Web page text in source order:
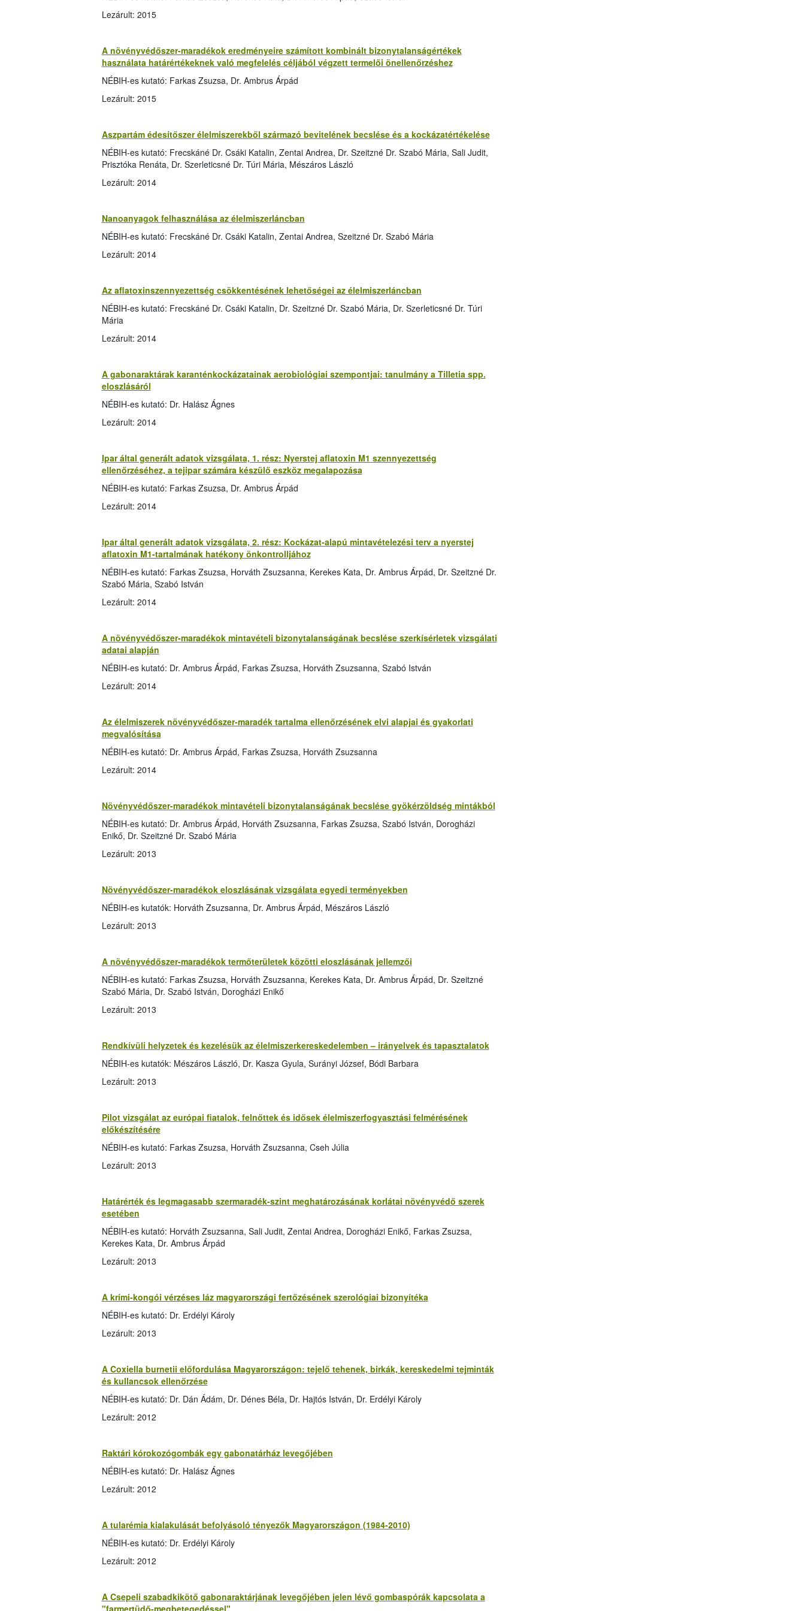
Lezárult: 2015
A növényvédőszer-maradékok eredményeire számított kombinált bizonytalanságértékek
használata határértékeknek való megfelelés céljából végzett termelői önellenőrzéshez
NÉBIH-es kutató: Farkas Zsuzsa, Dr. Ambrus Árpád
Lezárult: 2015
Aszpartám édesítőszer élelmiszerekből származó bevitelének becslése és a kockázatértékelése
NÉBIH-es kutató: Frecskáné Dr. Csáki Katalin, Zentai Andrea, Dr. Szeitzné Dr. Szabó Mária, Sali Judit,
Prisztóka Renáta, Dr. Szerleticsné Dr. Túri Mária, Mészáros László
Lezárult: 2014
Nanoanyagok felhasználása az élelmiszerláncban
NÉBIH-es kutató: Frecskáné Dr. Csáki Katalin, Zentai Andrea, Szeitzné Dr. Szabó Mária
Lezárult: 2014
Az aflatoxinszennyezettség csökkentésének lehetőségei az élelmiszerláncban
NÉBIH-es kutató: Frecskáné Dr. Csáki Katalin, Dr. Szeitzné Dr. Szabó Mária, Dr. Szerleticsné Dr. Túri
Mária
Lezárult: 2014
A gabonaraktárak karanténkockázatainak aerobiológiai szempontjai: tanulmány a Tilletia spp.
eloszlásáról
NÉBIH-es kutató: Dr. Halász Ágnes
Lezárult: 2014
Ipar által generált adatok vizsgálata, 1. rész: Nyerstej aflatoxin M1 szennyezettség
ellenőrzéséhez, a tejipar számára készülő eszköz megalapozása
NÉBIH-es kutató: Farkas Zsuzsa, Dr. Ambrus Árpád
Lezárult: 2014
Ipar által generált adatok vizsgálata, 2. rész: Kockázat-alapú mintavételezési terv a nyerstej
aflatoxin M1-tartalmának hatékony önkontrolljához
NÉBIH-es kutató: Farkas Zsuzsa, Horváth Zsuzsanna, Kerekes Kata, Dr. Ambrus Árpád, Dr. Szeitzné Dr.
Szabó Mária, Szabó István
Lezárult: 2014
A növényvédőszer-maradékok mintavételi bizonytalanságának becslése szerkísérletek vizsgálati
adatai alapján
NÉBIH-es kutató: Dr. Ambrus Árpád, Farkas Zsuzsa, Horváth Zsuzsanna, Szabó István
Lezárult: 2014
Az élelmiszerek növényvédőszer-maradék tartalma ellenőrzésének elvi alapjai és gyakorlati
megvalósítása
NÉBIH-es kutató: Dr. Ambrus Árpád, Farkas Zsuzsa, Horváth Zsuzsanna
Lezárult: 2014
Növényvédőszer-maradékok mintavételi bizonytalanságának becslése gyökérzöldség mintákból
NÉBIH-es kutató: Dr. Ambrus Árpád, Horváth Zsuzsanna, Farkas Zsuzsa, Szabó István, Dorogházi
Enikő, Dr. Szeitzné Dr. Szabó Mária
Lezárult: 2013
Növényvédőszer-maradékok eloszlásának vizsgálata egyedi terményekben
NÉBIH-es kutatók: Horváth Zsuzsanna, Dr. Ambrus Árpád, Mészáros László
Lezárult: 2013
A növényvédőszer-maradékok termőterületek közötti eloszlásának jellemzői
NÉBIH-es kutató: Farkas Zsuzsa, Horváth Zsuzsanna, Kerekes Kata, Dr. Ambrus Árpád, Dr. Szeitzné
Szabó Mária, Dr. Szabó István, Dorogházi Enikő
Lezárult: 2013
Rendkívüli helyzetek és kezelésük az élelmiszerkereskedelemben – irányelvek és tapasztalatok
NÉBIH-es kutatók: Mészáros László, Dr. Kasza Gyula, Surányi József, Bódi Barbara
Lezárult: 2013
Pilot vizsgálat az európai fiatalok, felnőttek és idősek élelmiszerfogyasztási felmérésének
előkészítésére
NÉBIH-es kutató: Farkas Zsuzsa, Horváth Zsuzsanna, Cseh Júlia
Lezárult: 2013
Határérték és legmagasabb szermaradék-szint meghatározásának korlátai növényvédő szerek
esetében
NÉBIH-es kutató: Horváth Zsuzsanna, Sali Judit, Zentai Andrea, Dorogházi Enikő, Farkas Zsuzsa,
Kerekes Kata, Dr. Ambrus Árpád
Lezárult: 2013
A krími-kongói vérzéses láz magyarországi fertőzésének szerológiai bizonyítéka
NÉBIH-es kutató: Dr. Erdélyi Károly
Lezárult: 2013
A Coxiella burnetii előfordulása Magyarországon: tejelő tehenek, birkák, kereskedelmi tejminták
és kullancsok ellenőrzése
NÉBIH-es kutató: Dr. Dán Ádám, Dr. Dénes Béla, Dr. Hajtós István, Dr. Erdélyi Károly
Lezárult: 2012
Raktári kórokozógombák egy gabonatárház levegőjében
NÉBIH-es kutató: Dr. Halász Ágnes
Lezárult: 2012
A tularémia kialakulását befolyásoló tényezők Magyarországon (1984-2010)
NÉBIH-es kutató: Dr. Erdélyi Károly
Lezárult: 2012
A Csepeli szabadkikötő gabonaraktárjának levegőjében jelen lévő gombaspórák kapcsolata a